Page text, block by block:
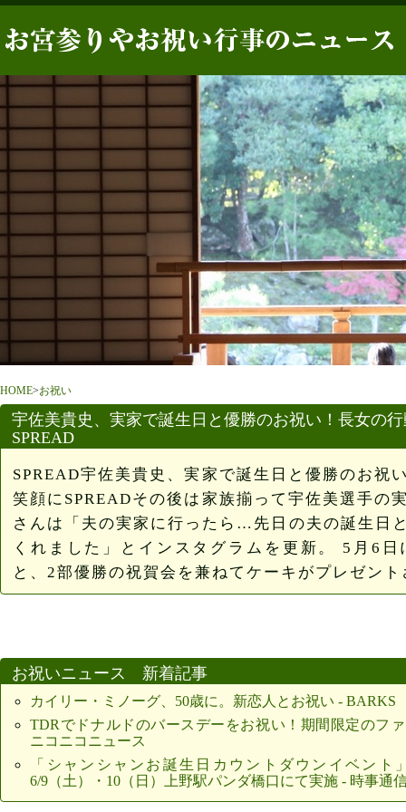
HOME>お祝い
宇佐美貴史、実家で誕生日と優勝のお祝い！長女の
SPREAD
SPREAD宇佐美貴史、実家で誕生日と優勝のお祝
笑顔にSPREADその後は家族揃って宇佐美選手の
さんは「夫の実家に行ったら…先日の夫の誕生日
くれました」とインスタグラムを更新。 5月6
と、2部優勝の祝賀会を兼ねてケーキがプレゼン
お祝いニュース 新着記事
カイリー・ミノーグ、50歳に。新恋人とお祝い - BARKS
TDRでドナルドのバースデーをお祝い！期間限定のフ
ニコニコニュース
「シャンシャンお誕生日カウントダウンイベント
6/9（土）・10（日）上野駅パンダ橋口にて実施 - 時事通